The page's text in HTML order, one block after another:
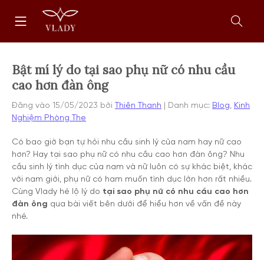
dung
Trang
chủ
form
Bật mí lý do tại sao phụ nữ có nhu cầu
cao hơn đàn ông
Đăng vào 15/05/2023 bởi Thiên Thanh Danh mục: Blog
Kinh
Nghiệm Phòng The
Có bao giờ bạn tự hỏi nhu cầu sinh lý của nam hay nữ cao
hơn? Hay tại sao phụ nữ có nhu cầu cao hơn đàn ông? Nhu
cầu sinh lý tình dục của nam và nữ luôn có sự khác biệt, khác
với nam giới, phụ nữ có ham muốn tình dục lớn hơn rất nhiều.
Cùng Vlady hé lộ lý do tại sao phụ nữ có nhu cầu cao hơn
đàn ông qua bài viết bên dưới để hiểu hơn về vấn đề này
nhé.